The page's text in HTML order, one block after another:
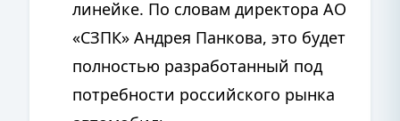
линейке. По словам директора АО
«СЗПК» Андрея Панкова, это будет
полностью разработанный под
потребности российского рынка